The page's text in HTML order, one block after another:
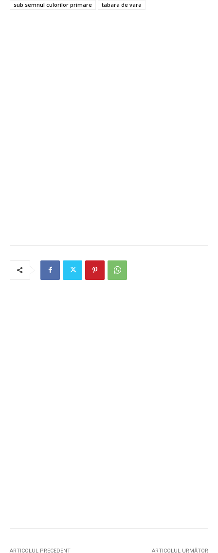
sub semnul culorilor primare
tabara de vara
ARTICOLUL PRECEDENT ARTICOLUL URMĂTOR